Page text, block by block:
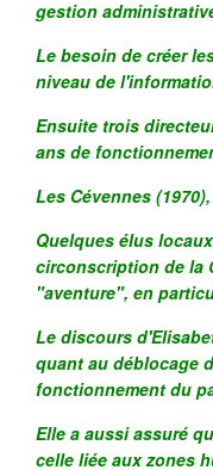
gestion
Le besoin de créer
niveau de
Ensuite trois
ans de
Les Cévennes
Quelques élus
circonscription de la
"aventure", en
Le discours
quant au déblocage
fonctionnement du
Elle a aussi assuré
celle liée aux zones